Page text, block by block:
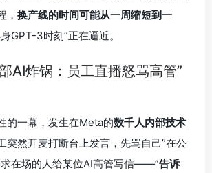
， 换产线的时间可能从一周缩短到一
GPT-3时刻”正在逼近。
AI炸锅：员工直播怒骂高管”
的一幕，发生在Meta的数千人内部技术
突然开麦打断台上发言，先骂自己”在公
求在场的人给某位AI高管写信——”告诉